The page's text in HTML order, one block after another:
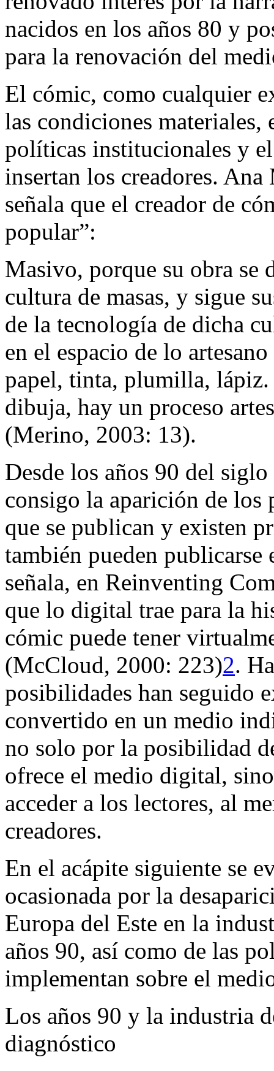
nacidos en los años 80 y
para la renovación del
El cómic, como cualquier
las condiciones
políticas institucionales y
insertan los creadores.
señala que el creador de
popular”:
Masivo, porque su obra se
cultura de masas, y sigue
de la tecnología de dicha
en el espacio de lo
papel, tinta, plumilla, lápiz.
dibuja, hay un proceso
(Merino, 2003: 13).
Desde los años 90 del
consigo la aparición de los
que se publican y existen
también pueden
señala, en Reinventing
que lo digital trae para la
cómic puede tener
(McCloud, 2000: 223)2.
posibilidades han seguido
convertido en un medio
no solo por la posibilidad
ofrece el medio digital,
acceder a los lectores, al
creadores.
En el acápite siguiente se
ocasionada por la
Europa del Este en la
años 90, así como de las
implementan sobre el
Los años 90 y la industria
diagnóstico